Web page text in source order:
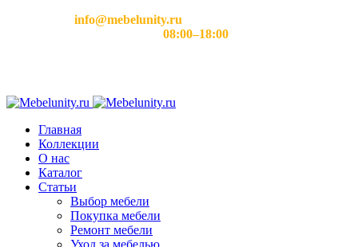
info@mebelunity.ru
08:00–18:00
Главная
Коллекции
О нас
Каталог
Статьи
Выбор мебели
Покупка мебели
Ремонт мебели
Уход за мебелью